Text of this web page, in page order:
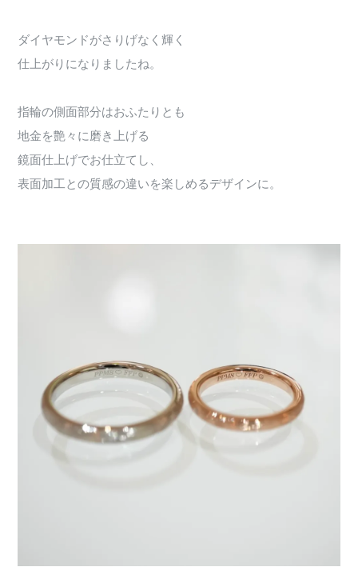
ダイヤモンドがさりげなく輝く
仕上がりになりましたね。
指輪の側面部分はおふたりとも
地金を艶々に磨き上げる
鏡面仕上げでお仕立てし、
表面加工との質感の違いを楽しめるデザインに。